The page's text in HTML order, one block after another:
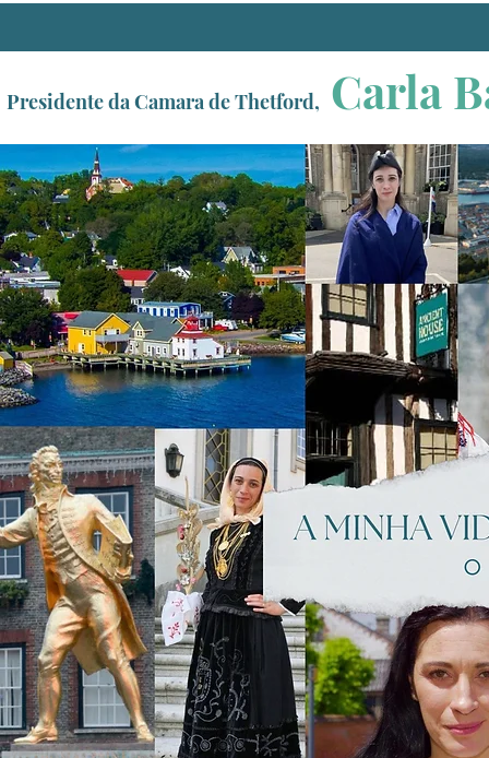
Presidente da Camara de Thetford, Carla